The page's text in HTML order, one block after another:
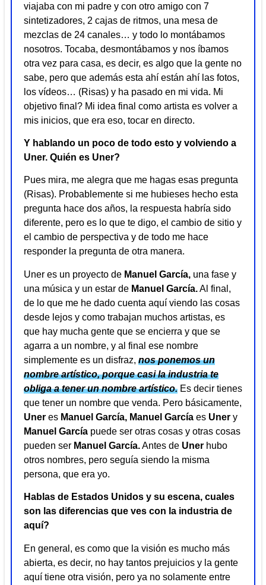
viajaba con mi padre y con otro amigo con 7
sintetizadores, 2 cajas de ritmos, una mesa de
mezclas de 24 canales… y todo lo montábamos
nosotros. Tocaba, desmontábamos y nos íbamos
otra vez para casa, es decir, es algo que la gente no
sabe, pero que además esta ahí están ahí las fotos,
los vídeos… (Risas) y ha pasado en mi vida. Mi
objetivo final? Mi idea final como artista es volver a
mis inicios, que era eso, tocar en directo.
Y hablando un poco de todo esto y volviendo a
Uner. Quién es Uner?
Pues mira, me alegra que me hagas esas pregunta
(Risas). Probablemente si me hubieses hecho esta
pregunta hace dos años, la respuesta habría sido
diferente, pero es lo que te digo, el cambio de sitio y
el cambio de perspectiva y de todo me hace
responder la pregunta de otra manera.
Uner es un proyecto de Manuel García, una fase y
una música y un estar de Manuel García.Al final,
de lo que me he dado cuenta aquí viendo las cosas
desde lejos y como trabajan muchos artistas, es
que hay mucha gente que se encierra y que se
agarra a un nombre, y al final ese nombre
simplemente es un disfraz, nos ponemos un
nombre artístico, porque casi la industria te
obliga a tener un nombre artístico. Es decir tienes
que tener un nombre que venda. Pero básicamente,
Uner es Manuel García, Manuel García es Uner y
Manuel García puede ser otras cosas y otras cosas
pueden ser Manuel García.Antes de Uner hubo
otros nombres, pero seguía siendo la misma
persona, que era yo.
Hablas de Estados Unidos y su escena, cuales
son las diferencias que ves con la industria de
aquí?
En general, es como que la visión es mucho más
abierta, es decir, no hay tantos prejuicios y la gente
aquí tiene otra visión, pero ya no solamente entre